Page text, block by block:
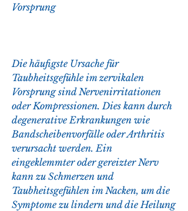
Vorsprung
Die häufigste Ursache für
Taubheitsgefühle im zervikalen
Vorsprung sind Nervenirritationen
oder Kompressionen. Dies kann durch
degenerative Erkrankungen wie
Bandscheibenvorfälle oder Arthritis
verursacht werden. Ein
eingeklemmter oder gereizter Nerv
kann zu Schmerzen und
Taubheitsgefühlen im Nacken, um die
Symptome zu lindern und die Heilung